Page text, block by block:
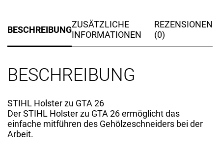
BESCHREIBUNGZUSÄTZLICHE
INFORMATIONEN
REZENSIONEN
(0)
BESCHREIBUNG
STIHL Holster zu GTA 26
Der STIHL Holster zu GTA 26 ermöglicht das
einfache mitführen des Gehölzeschneiders bei der
Arbeit.